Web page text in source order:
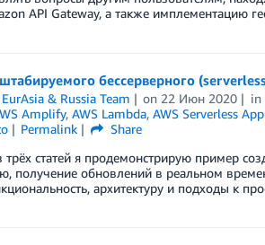
API Gateway, а также имплементацию
бессерверного
& Russia Team on 22 Июн 2020 in
Amplify, AWS Lambda, AWS Serverless
Permalink
Share
трёх статей я продемонстрирую пример
получение обновлений в реальном
архитектуру и подходы к